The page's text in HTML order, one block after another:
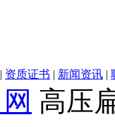
| 资质证书 | 新闻资讯 |
高压